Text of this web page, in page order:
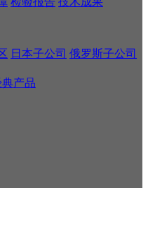
日本子公司 俄罗斯子公司
产品